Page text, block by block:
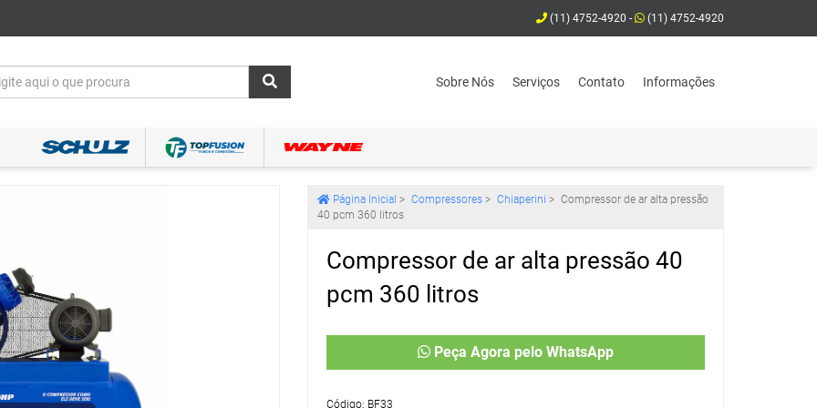
(11) 4752-4920 - (11) 4752-4920
Sobre Nós Serviços Contato Informações
Página Inicial > Compressores> Chiaperini > Compressor de ar alta pressão
40 pcm 360 litros
Compressor de ar alta pressão 40
pcm 360 litros
Peça Agora pelo WhatsApp
Código: BF33